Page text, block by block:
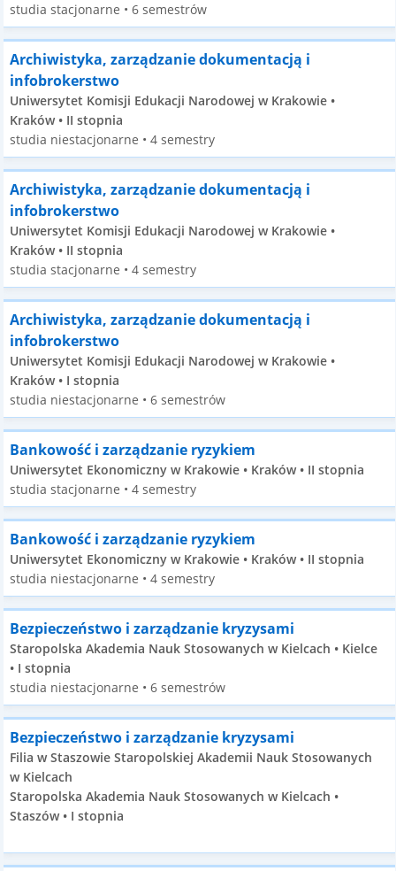
studia stacjonarne • 6 semestrów
Archiwistyka, zarządzanie dokumentacją i
infobrokerstwo
Uniwersytet Komisji Edukacji Narodowej w Krakowie •
Kraków • II stopnia
studia niestacjonarne • 4 semestry
Archiwistyka, zarządzanie dokumentacją i
infobrokerstwo
Uniwersytet Komisji Edukacji Narodowej w Krakowie •
Kraków • II stopnia
studia stacjonarne • 4 semestry
Archiwistyka, zarządzanie dokumentacją i
infobrokerstwo
Uniwersytet Komisji Edukacji Narodowej w Krakowie •
Kraków • I stopnia
studia niestacjonarne • 6 semestrów
Bankowość i zarządzanie ryzykiem
Uniwersytet Ekonomiczny w Krakowie • Kraków • II stopnia
studia stacjonarne • 4 semestry
Bankowość i zarządzanie ryzykiem
Uniwersytet Ekonomiczny w Krakowie • Kraków • II stopnia
studia niestacjonarne • 4 semestry
Bezpieczeństwo i zarządzanie kryzysami
Staropolska Akademia Nauk Stosowanych w Kielcach • Kielce
• I stopnia
studia niestacjonarne • 6 semestrów
Bezpieczeństwo i zarządzanie kryzysami
Filia w Staszowie Staropolskiej Akademii Nauk Stosowanych
w Kielcach
Staropolska Akademia Nauk Stosowanych w Kielcach •
Staszów • I stopnia